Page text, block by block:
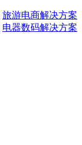
旅游电商解决方案
电器数码解决方案